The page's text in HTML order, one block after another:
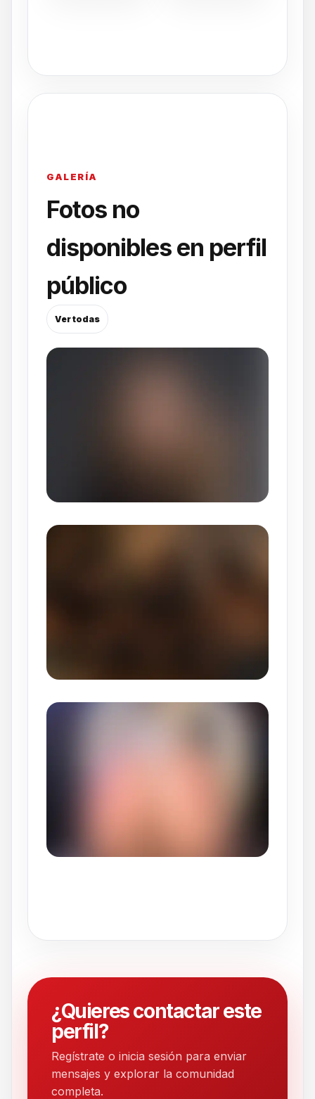
GALERÍA
Fotos no
disponibles en perfil
público
Ver todas
¿Quieres contactar este
perfil?
Regístrate o inicia sesión para enviar
mensajes y explorar la comunidad
completa.